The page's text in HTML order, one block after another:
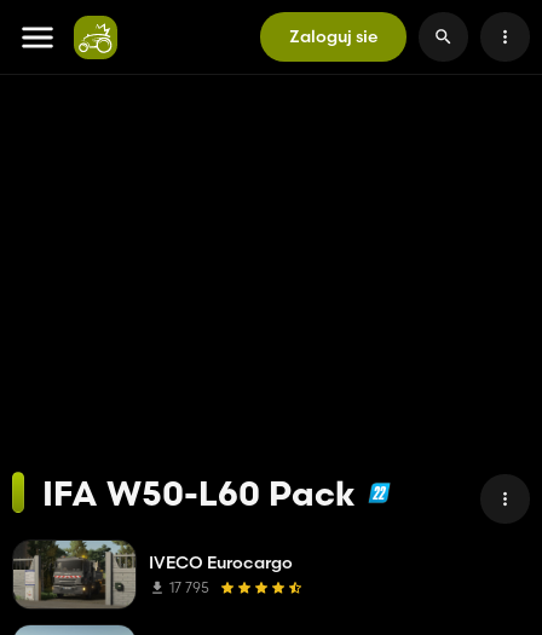
Zaloguj sie
IFA W50-L60 Pack
IVECO Eurocargo
17 795